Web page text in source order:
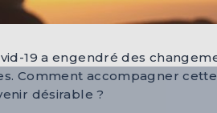
19 a engendré des
Comment accompagner
désirable ?